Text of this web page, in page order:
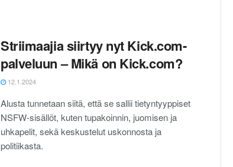
Striimaajia siirtyy nyt Kick.com-
palveluun – Mikä on Kick.com?
12.1.2024
Alusta tunnetaan siitä, että se sallii tietyntyyppiset
NSFW-sisällöt, kuten tupakoinnin, juomisen ja
uhkapelit, sekä keskustelut uskonnosta ja
politiikasta.